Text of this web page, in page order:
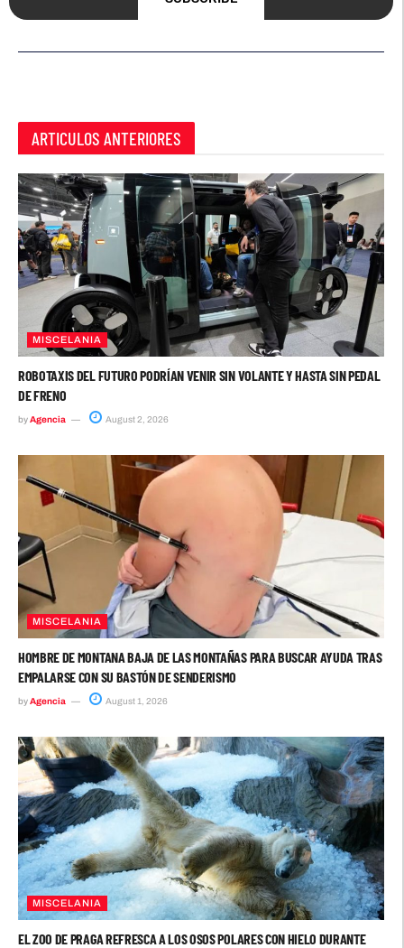
ARTICULOS ANTERIORES
MISCELANIA
ROBOTAXIS DEL FUTURO PODRÍAN VENIR SIN VOLANTE Y HASTA SIN PEDAL
DE FRENO
byAgencia August 2, 2026
MISCELANIA
HOMBRE DE MONTANA BAJA DE LAS MONTAÑAS PARA BUSCAR AYUDA TRAS
EMPALARSE CON SU BASTÓN DE SENDERISMO
byAgencia August 1, 2026
MISCELANIA
EL ZOO DE PRAGA REFRESCA A LOS OSOS POLARES CON HIELO DURANTE